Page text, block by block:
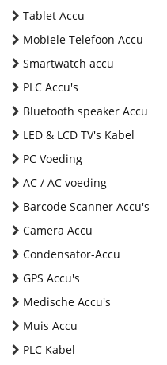
Tablet Accu
Mobiele Telefoon Accu
Smartwatch accu
PLC Accu's
Bluetooth speaker Accu
LED & LCD TV's Kabel
PC Voeding
AC / AC voeding
Barcode Scanner Accu's
Camera Accu
Condensator-Accu
GPS Accu's
Medische Accu's
Muis Accu
PLC Kabel